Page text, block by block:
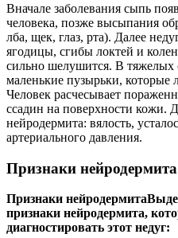
Вначале заболевания сыпь
человека, позже высыпания
лба, щек, глаз, рта). Далее
ягодицы, сгибы локтей и
сильно шелушится. В тяжелых
маленькие пузырьки, которые
Человек расчесывает
ссадин на поверхности кожи.
нейродермита: вялость,
артериального давления.
Признаки нейродермита
Признаки
признаки нейродермита,
диагностировать этот недуг: